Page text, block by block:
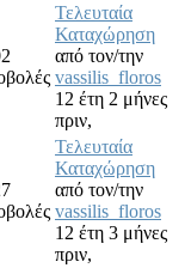
Τελευταία
Καταχώρηση
από τον/την
vassilis_floros
12 έτη 2 μήνες
πριν,
Τελευταία
Καταχώρηση
από τον/την
vassilis_floros
12 έτη 3 μήνες
πριν,